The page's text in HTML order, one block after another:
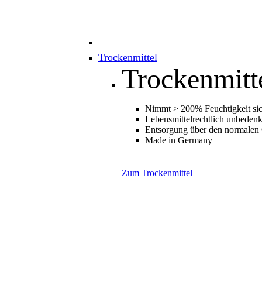
Trockenmittel
Nimmt > 200% Feuchtigkeit
Lebensmittelrechtlich
Entsorgung über den
Made in Germany
Zum Trockenmittel